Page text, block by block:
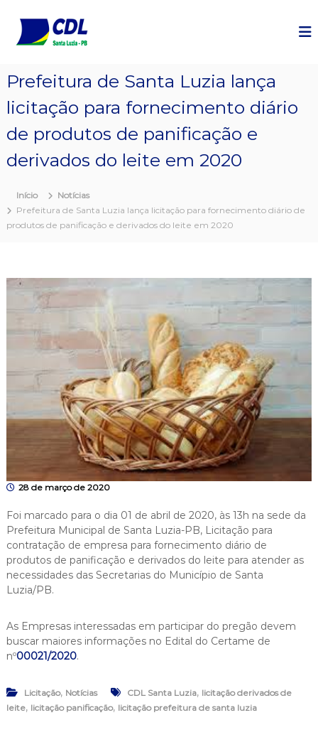
Prefeitura de Santa Luzia lança
licitação para fornecimento diário
de produtos de panificação e
derivados do leite em 2020
Início
Notícias
Prefeitura de Santa Luzia lança licitação para fornecimento diário de
produtos de panificação e derivados do leite em 2020
28 de março de 2020
Foi marcado para o dia 01 de abril de 2020, às 13h na sede da
Prefeitura Municipal de Santa Luzia-PB, Licitação para
contratação de empresa para fornecimento diário de
produtos de panificação e derivados do leite para atender as
necessidades das Secretarias do Município de Santa
Luzia/PB.
As Empresas interessadas em participar do pregão devem
buscar maiores informações no Edital do Certame de
nº00021/2020.
Licitação, Notícias CDL Santa Luzia, licitação derivados de
leite, licitação panificação, licitação prefeitura de santa luzia